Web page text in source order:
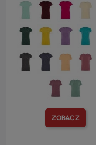
ZOBACZ